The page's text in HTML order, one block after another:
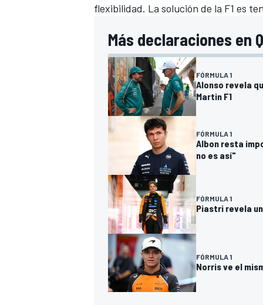
flexibilidad. La solución de la F1 es
Más declaraciones en
FÓRMULA 1
Alonso revela
Martin F1
FÓRMULA 1
Albon resta
no es así"
FÓRMULA 1
Piastri revela
FÓRMULA 1
Norris ve el